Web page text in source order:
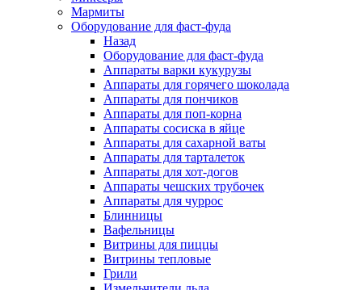
Мармиты
Оборудование для фаст-фуда
Назад
Оборудование для фаст-фуда
Аппараты варки кукурузы
Аппараты для горячего шоколада
Аппараты для пончиков
Аппараты для поп-корна
Аппараты сосиска в яйце
Аппараты для сахарной ваты
Аппараты для тарталеток
Аппараты для хот-догов
Аппараты чешских трубочек
Аппараты для чуррос
Блинницы
Вафельницы
Витрины для пиццы
Витрины тепловые
Грили